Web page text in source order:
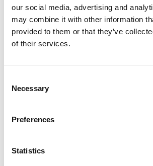
our social media, advertising and
may combine it with other information
provided to them or that they’ve
of their services.
Selection
Necessary
Preferences
Statistics
€89,00 Exkl. MwSt €67,00